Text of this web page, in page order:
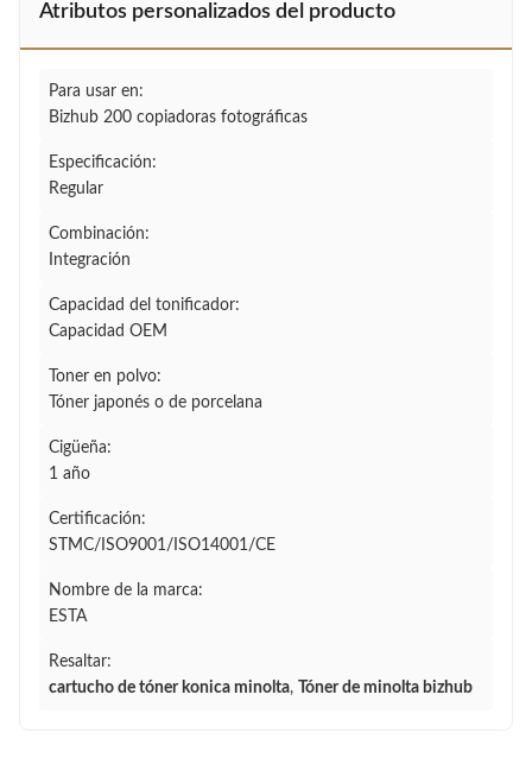
Atributos personalizados del producto
Para usar en:
Bizhub 200 copiadoras fotográficas
Especificación:
Regular
Combinación:
Integración
Capacidad del tonificador:
Capacidad OEM
Toner en polvo:
Tóner japonés o de porcelana
Cigüeña:
1 año
Certificación:
STMC/ISO9001/ISO14001/CE
Nombre de la marca:
ESTA
Resaltar:
cartucho de tóner konica minolta, Tóner de minolta bizhub